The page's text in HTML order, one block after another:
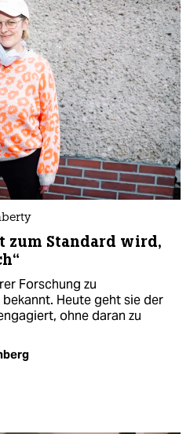
zum Standard wird,
Forschung zu
Heute geht sie der
ohne daran zu